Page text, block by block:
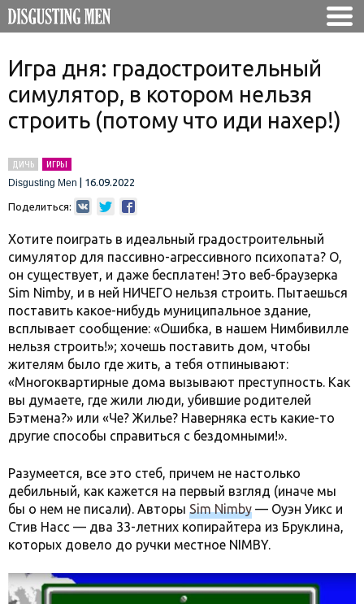
Игра дня: градостроительный
симулятор, в котором нельзя
строить (потому что иди нахер!)
ДИЧЬ
ИГРЫ
Disgusting Men
16.09.2022
Поделиться:
Хотите поиграть в идеальный градостроительный
симулятор для пассивно-агрессивного психопата? О,
он существует, и даже бесплатен! Это веб-браузерка
Sim Nimby, и в ней НИЧЕГО нельзя строить. Пытаешься
поставить какое-нибудь муниципальное здание,
всплывает сообщение: «Ошибка, в нашем Нимбивилле
нельзя строить!»; хочешь поставить дом, чтобы
жителям было где жить, а тебя отпинывают:
«Многоквартирные дома вызывают преступность. Как
вы думаете, где жили люди, убившие родителей
Бэтмена?» или «Че? Жилье? Наверняка есть какие-то
другие способы справиться с бездомными!».
Разумеется, все это стеб, причем не настолько
дебильный, как кажется на первый взгляд (иначе мы
бы о нем не писали). Авторы Sim Nimby — Оуэн Уикс и
Стив Насс — два 33-летних копирайтера из Бруклина,
которых довело до ручки местное NIMBY.